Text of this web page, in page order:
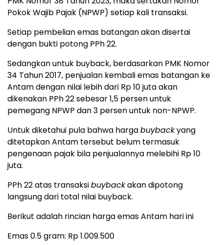
Pokok Wajib Pajak (NPWP) setiap kali transaksi.
Setiap pembelian emas batangan akan disertai
dengan bukti potong PPh 22.
Sedangkan untuk buyback, berdasarkan PMK Nomor
34 Tahun 2017, penjualan kembali emas batangan ke
Antam dengan nilai lebih dari Rp 10 juta akan
dikenakan PPh 22 sebesar 1,5 persen untuk
pemegang NPWP dan 3 persen untuk non-NPWP.
Untuk diketahui pula bahwa hargabuybackyang
ditetapkan Antam tersebut belum termasuk
pengenaan pajak bila penjualannya melebihi Rp 10
juta.
PPh 22 atas transaksibuybackakan dipotong
langsung dari total nilai buyback.
Berikut adalah rincian harga emas Antam hari ini
Emas 0.5 gram: Rp 1.009.500